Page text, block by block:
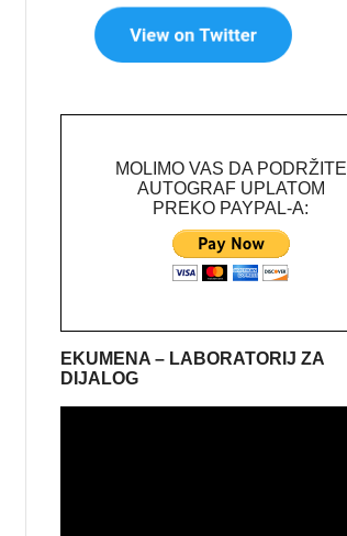
MOLIMO VAS DA PODRŽITE
AUTOGRAF UPLATOM
PREKO PAYPAL-A:
EKUMENA – LABORATORIJ ZA
DIJALOG